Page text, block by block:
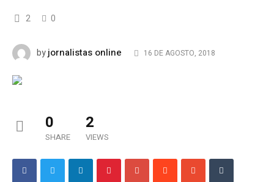
2 0
byjornalistas online 16 DE AGOSTO, 2018
0
SHARE
2
VIEWS